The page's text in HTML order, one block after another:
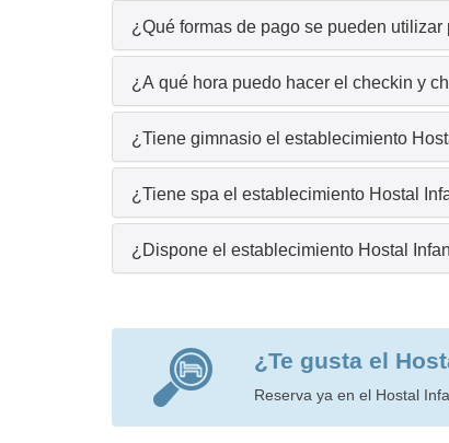
¿Qué formas de pago se pueden
¿A qué hora puedo hacer el checkin y
¿Tiene gimnasio el establecimiento
¿Tiene spa el establecimiento Hostal
¿Dispone el establecimiento Hostal
¿Te gusta el
Reserva ya en el Hostal